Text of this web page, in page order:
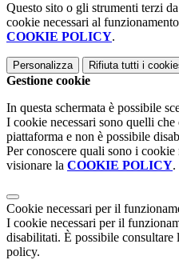
Questo sito o gli strumenti terzi
cookie necessari al
COOKIE POLICY.
Personalizza Rifiuta tutti i
Gestione cookie
In questa schermata è possibile
I cookie necessari sono quelli
piattaforma e non è possibile
Per conoscere quali sono i
visionare la COOKIE POLICY.
Cookie necessari per il
I cookie necessari per il
disabilitati. È possibile
policy.